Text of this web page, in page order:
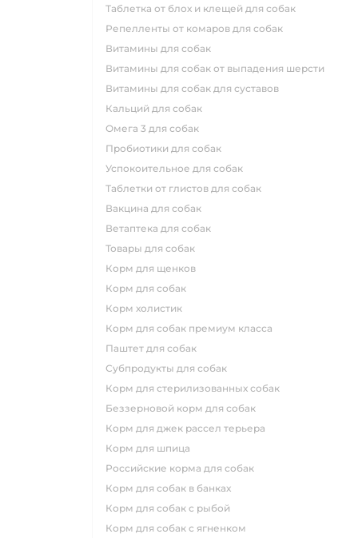
таблетка от блох и клещей для собак
репелленты от комаров для собак
витамины для собак
витамины для собак от выпадения шерсти
витамины для собак для суставов
кальций для собак
омега 3 для собак
пробиотики для собак
успокоительное для собак
таблетки от глистов для собак
вакцина для собак
ветаптека для собак
товары для собак
корм для щенков
корм для собак
корм холистик
корм для собак премиум класса
паштет для собак
субпродукты для собак
корм для стерилизованных собак
беззерновой корм для собак
корм для джек рассел терьера
корм для шпица
российские корма для собак
корм для собак в банках
корм для собак с рыбой
корм для собак с ягненком